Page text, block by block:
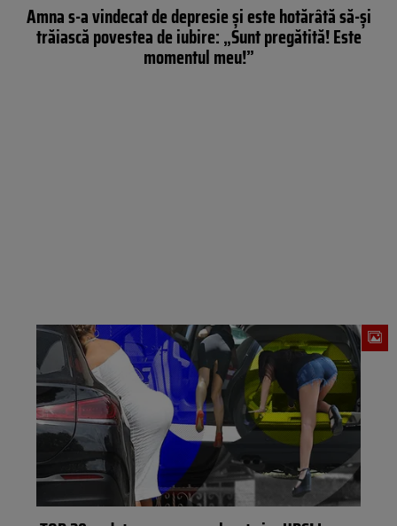
Amna s-a vindecat de depresie și este hotărâtă să-și
trăiască povestea de iubire: „Sunt pregătită! Este
momentul meu!”